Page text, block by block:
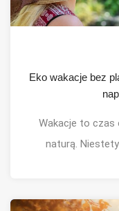
Eko wakacje bez
Wakacje to czas
naturą.